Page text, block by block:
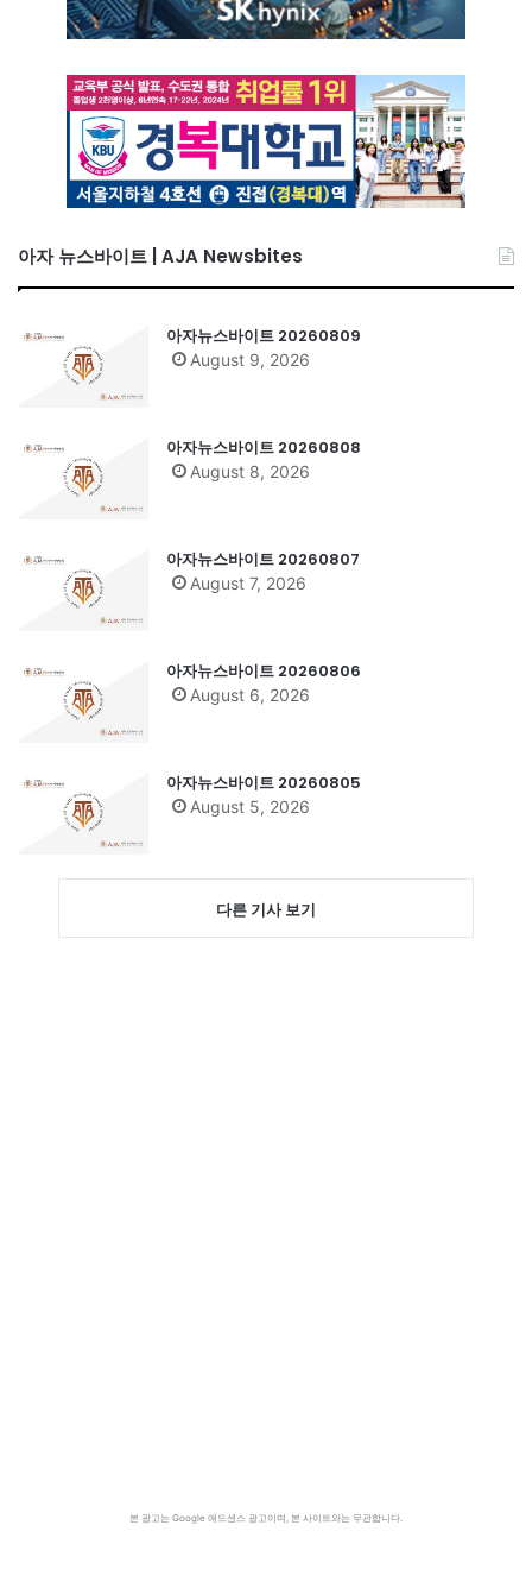
아자 뉴스바이트 | AJA Newsbites
아자뉴스바이트 20260809
August 9, 2026
아자뉴스바이트 20260808
August 8, 2026
아자뉴스바이트 20260807
August 7, 2026
아자뉴스바이트 20260806
August 6, 2026
아자뉴스바이트 20260805
August 5, 2026
다른 기사 보기
본 광고는 Google 애드센스 광고이며, 본 사이트와는 무관합니다.